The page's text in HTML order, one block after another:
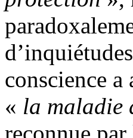
conscience
« la maladie
reconnue